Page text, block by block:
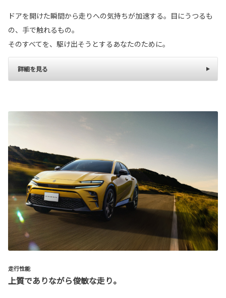
ドアを開けた瞬間から走りへの気持ちが加速する。目にうつるも
の、手で触れるもの。
そのすべてを、駆け出そうとするあなたのために。
詳細を見る
走行性能
上質でありながら俊敏な走り。